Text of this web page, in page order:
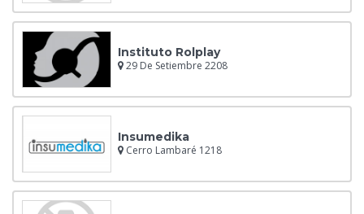
Instituto Rolplay
29 De Setiembre 2208
Insumedika
Cerro Lambaré 1218